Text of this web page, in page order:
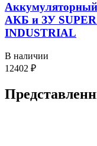
АКБ и ЗУ
INDUSTRIAL
В наличии
12402 ₽